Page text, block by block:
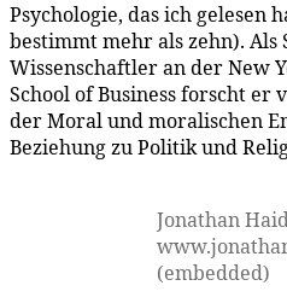
Psychologie, das ich gelesen
bestimmt mehr als zehn). Als
Wissenschaftler an der New
School of Business forscht er
der Moral und moralischen
Beziehung zu Politik und
Jonathan
(embedded)